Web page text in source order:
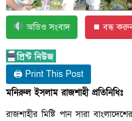
অডিও সংবাদ ⏹ বন্ধ
🖨 Print This Post
মনিরুল ইসলাম রাজশাহী প্রতিনিধিঃ
রাজশাহীর মিষ্টি পান সারা